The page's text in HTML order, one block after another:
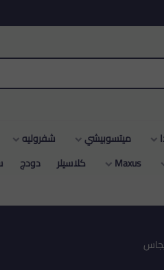
شفروليه جمس
كلاسيلر دودج سوزوكي